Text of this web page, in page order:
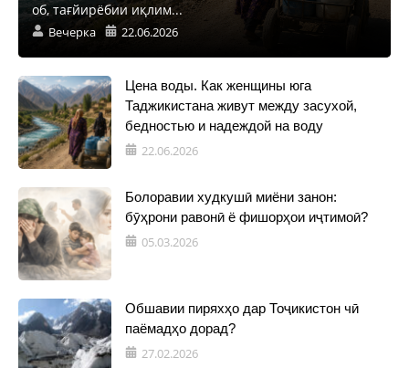
об, тағйирёбии иқлим...
Вечерка 22.06.2026
Цена воды. Как женщины юга
Таджикистана живут между засухой,
бедностью и надеждой на воду
22.06.2026
Болоравии худкушӣ миёни занон:
бӯҳрони равонӣ ё фишорҳои иҷтимоӣ?
05.03.2026
Обшавии пиряхҳо дар Тоҷикистон чӣ
паёмадҳо дорад?
27.02.2026